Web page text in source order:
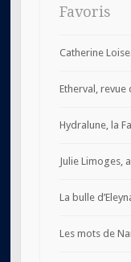
Favoris
Catherine
Etherval, revue
Hydralune, la
Julie Limoges,
La bulle
Les mots de